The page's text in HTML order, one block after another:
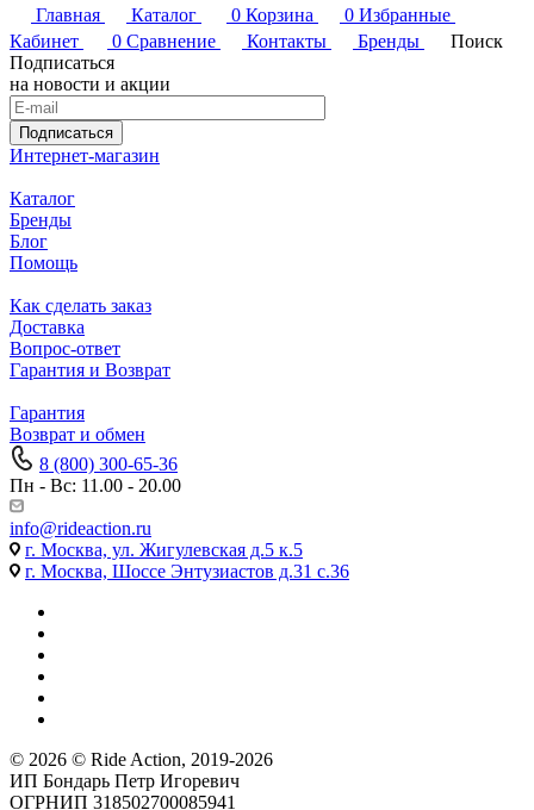
Главная
Каталог 0 Корзина 0 Избранные
Кабинет
0 Сравнение Контакты Бренды
Поиск
Подписаться
на новости и акции
Подписаться
Интернет-магазин
Каталог
Бренды
Блог
Помощь
Как сделать заказ
Доставка
Вопрос-ответ
Гарантия и Возврат
Гарантия
Возврат и обмен
8 (800) 300-65-36
Пн - Вс: 11.00 - 20.00
info@rideaction.ru
г. Москва, ул. Жигулевская д.5 к.5
г. Москва, Шоссе Энтузиастов д.31 с.36
© 2026 © Ride Action, 2019-2026
ИП Бондарь Петр Игоревич
ОГРНИП 318502700085941